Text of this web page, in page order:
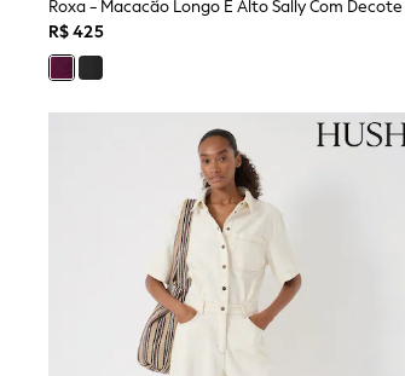
Shop All Clothing
Babygrows & Sleepsuits
Bodysuits & Vests
Coats & Jackets
Jeans
Nightwear & Pyjamas
Schoolwear
Sets & Outfits
Shirts & Polos
Shorts
Sportswear
Suits & Waistcoats
Sweatshirts & Hoodies
Swimwear
R$ 425